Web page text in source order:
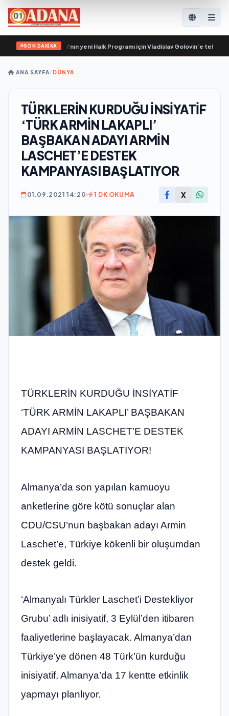
SON DAKİKA
Birleşik Rusya’nın yeni Halk Programı için Vladislav Golovin’e teklifler
ANA SAYFA/DÜNYA
TÜRKLERİN KURDUĞU İNSİYATİF
‘TÜRK ARMİN LAKAPLI’
BAŞBAKAN ADAYI ARMİN
LASCHET’E DESTEK
KAMPANYASI BAŞLATIYOR
01.09.2021 14:20 1 DK OKUMA X
TÜRKLERİN KURDUĞU İNSİYATİF
‘TÜRK ARMİN LAKAPLI’ BAŞBAKAN
ADAYI ARMİN LASCHET’E DESTEK
KAMPANYASI BAŞLATIYOR!
Almanya’da son yapılan kamuoyu
anketlerine göre kötü sonuçlar alan
CDU/CSU’nun başbakan adayı Armin
Laschet’e, Türkiye kökenli bir oluşumdan
destek geldi.
‘Almanyalı Türkler Laschet’i Destekliyor
Grubu’ adlı inisiyatif, 3 Eylül’den itibaren
faaliyetlerine başlayacak. Almanya’dan
Türkiye’ye dönen 48 Türk’ün kurduğu
inisiyatif, Almanya’da 17 kentte etkinlik
yapmayı planlıyor.